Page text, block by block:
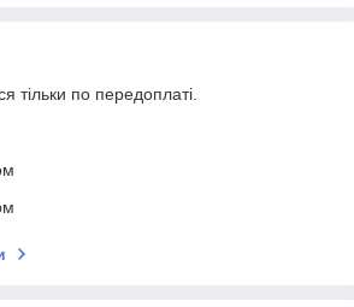
тільки по передоплаті.